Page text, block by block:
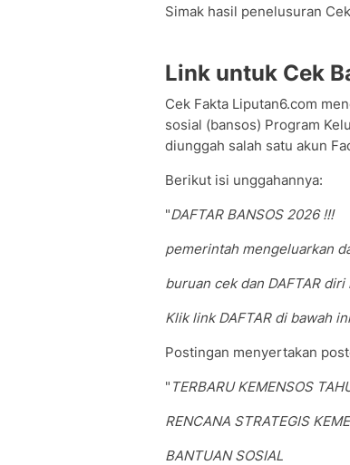
Simak hasil penelusuran
Link untuk Cek
Cek Fakta Liputan6.com
sosial (bansos) Program
diunggah salah satu akun
Berikut isi unggahannya:
"DAFTAR BANSOS 2026 !!!
pemerintah mengeluarkan
buruan cek dan DAFTAR
Klik link DAFTAR di bawah
Postingan menyertakan
" TERBARU KEMENSOS
RENCANA STRATEGIS
BANTUAN SOSIAL